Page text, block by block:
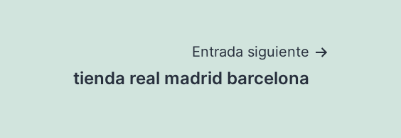
Entrada siguiente
tienda real madrid barcelona